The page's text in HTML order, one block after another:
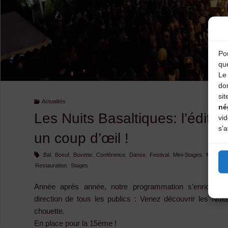
Actualités
Les Nuits Basaltiques:
un coup d’œil !
Bal, Boeuf, Buvette, Conférence, Danse, Festival Mini-Stages Musique
Restauration, Stages
Année après année, notre programmation s’enrichit
direction de tous les publics : Venez découvrir les
chouette.
En place pour la 15ème !